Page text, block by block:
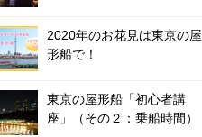
2020年のお花見は東京の屋
形船で！
東京の屋形船「初心者講
座」（その２：乗船時間）